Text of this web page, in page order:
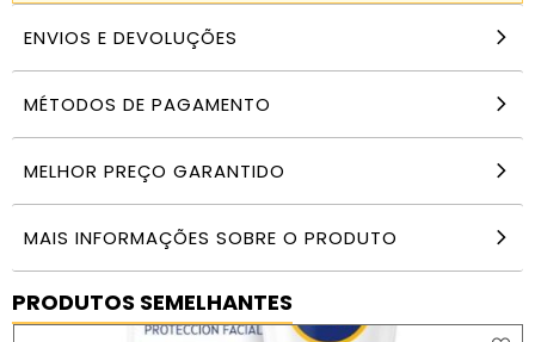
ENVIOS E DEVOLUÇÕES
MÉTODOS DE PAGAMENTO
MELHOR PREÇO GARANTIDO
MAIS INFORMAÇÕES SOBRE O PRODUTO
PRODUTOS SEMELHANTES